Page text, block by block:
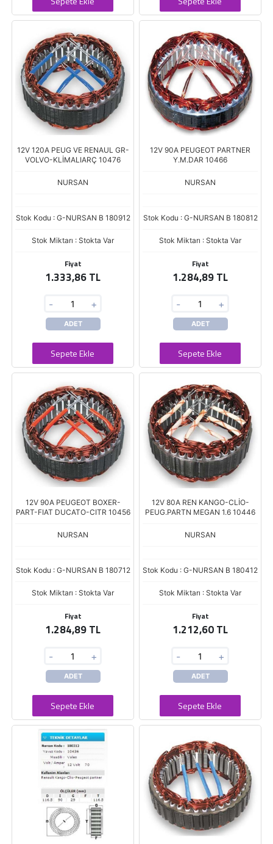
12V 120A PEUG VE RENAUL GR-
VOLVO-KLİMALIARÇ 10476
NURSAN
Stok Kodu : G-NURSAN B 180912
Stok Miktarı : Stokta Var
Fiyat
1.333,86 TL
- +
ADET
Sepete Ekle
12V 90A PEUGEOT PARTNER
Y.M.DAR 10466
NURSAN
Stok Kodu : G-NURSAN B 180812
Stok Miktarı : Stokta Var
Fiyat
1.284,89 TL
- +
ADET
Sepete Ekle
12V 90A PEUGEOT BOXER-
PART-FIAT DUCATO-CITR 10456
NURSAN
Stok Kodu : G-NURSAN B 180712
Stok Miktarı : Stokta Var
Fiyat
1.284,89 TL
- +
ADET
Sepete Ekle
12V 80A REN KANGO-CLİO-
PEUG.PARTN MEGAN 1.6 10446
NURSAN
Stok Kodu : G-NURSAN B 180412
Stok Miktarı : Stokta Var
Fiyat
1.212,60 TL
- +
ADET
Sepete Ekle